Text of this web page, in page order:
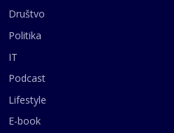
Društvo
Politika
IT
Podcast
Lifestyle
E-book